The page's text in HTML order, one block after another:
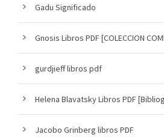
Gadu Significado
Gnosis Libros PDF [COLECCION
gurdjieff libros pdf
Helena Blavatsky Libros PDF
Jacobo Grinberg libros PDF